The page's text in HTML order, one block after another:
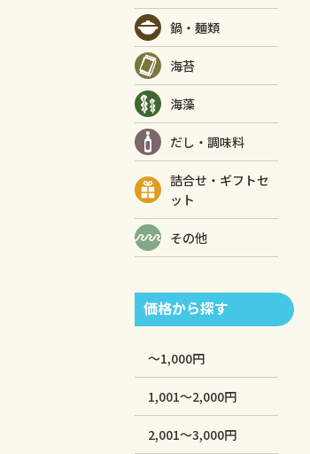
鍋・麺類
海苔
海藻
だし・調味料
詰合せ・ギフトセ
ット
その他
価格から探す
～1,000円
1,001～2,000円
2,001～3,000円